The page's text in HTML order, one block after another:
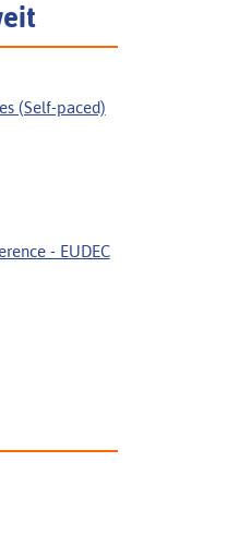
(Self-paced)
- EUDEC